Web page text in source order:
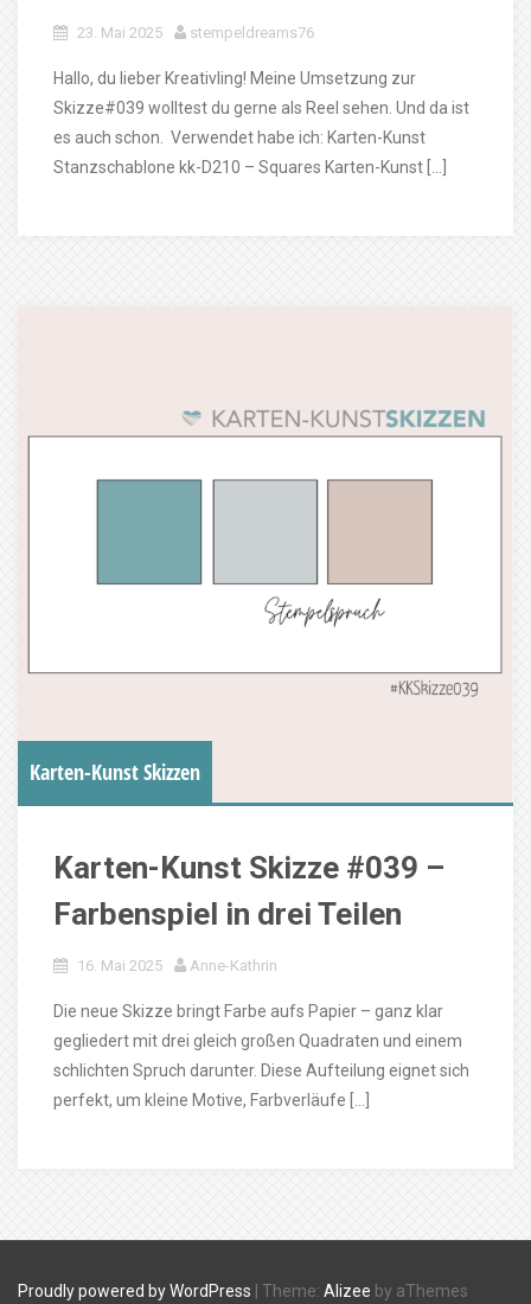
23. Mai 2025 stempeldreams76
Hallo, du lieber Kreativling! Meine Umsetzung zur
Skizze#039 wolltest du gerne als Reel sehen. Und da ist
es auch schon. Verwendet habe ich: Karten-Kunst
Stanzschablone kk-D210 – Squares Karten-Kunst […]
Karten-Kunst Skizzen
Karten-Kunst Skizze #039 –
Farbenspiel in drei Teilen
16. Mai 2025 Anne-Kathrin
Die neue Skizze bringt Farbe aufs Papier – ganz klar
gegliedert mit drei gleich großen Quadraten und einem
schlichten Spruch darunter. Diese Aufteilung eignet sich
perfekt, um kleine Motive, Farbverläufe […]
Proudly powered by WordPress Theme: Alizee by aThemes